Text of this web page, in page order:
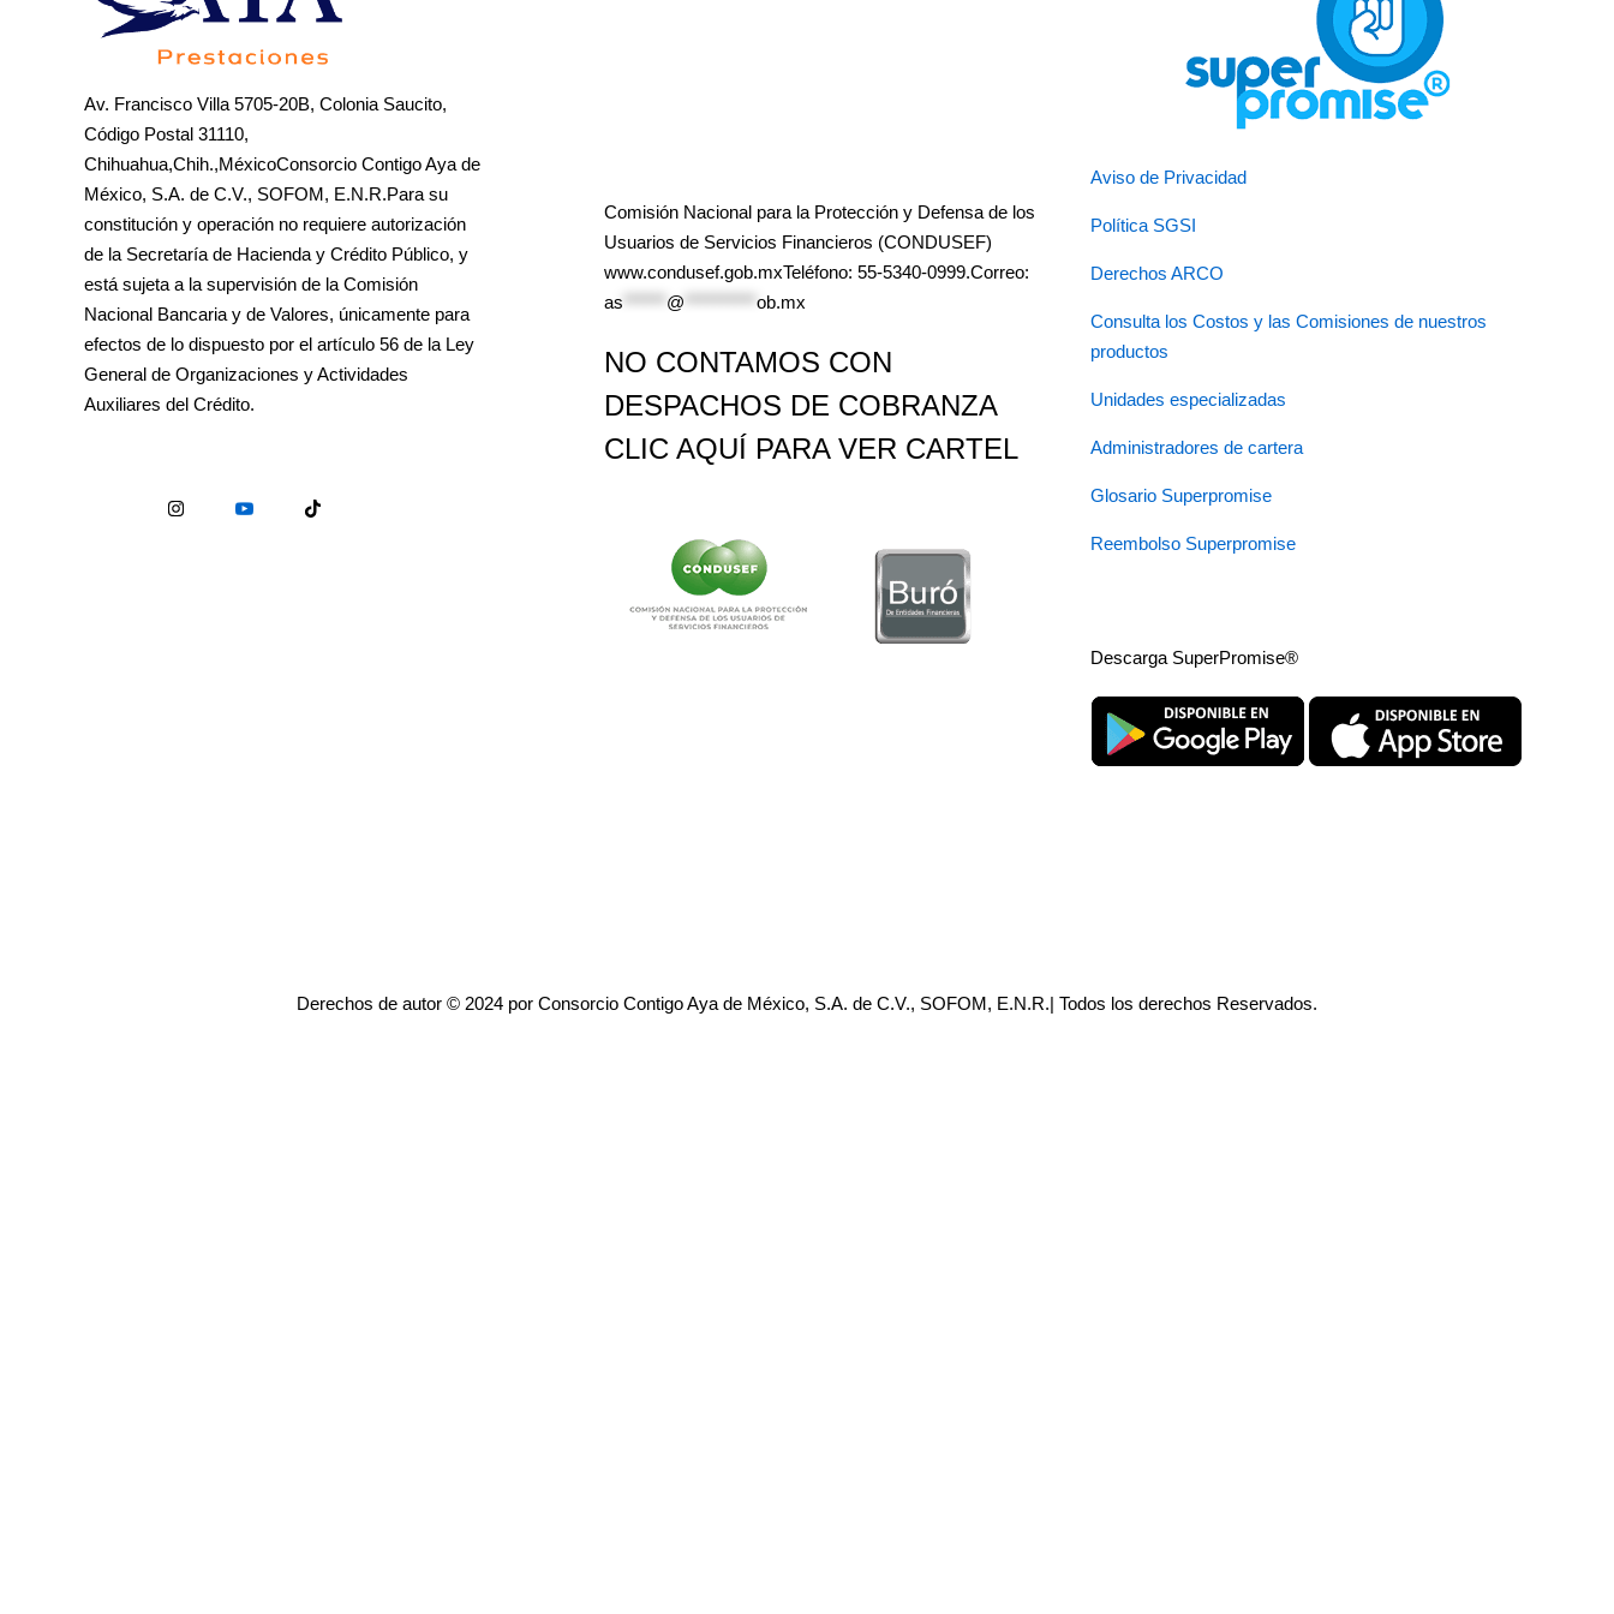
Av. Francisco Villa 5705-20B, Colonia Saucito,
Código Postal 31110,
Chihuahua,Chih.,MéxicoConsorcio Contigo Aya de
México, S.A. de C.V., SOFOM, E.N.R.Para su
constitución y operación no requiere autorización
de la Secretaría de Hacienda y Crédito Público, y
está sujeta a la supervisión de la Comisión
Nacional Bancaria y de Valores, únicamente para
efectos de lo dispuesto por el artículo 56 de la Ley
General de Organizaciones y Actividades
Auxiliares del Crédito.
Comisión Nacional para la Protección y Defensa de los
Usuarios de Servicios Financieros (CONDUSEF)
www.condusef.gob.mxTeléfono: 55-5340-0999.Correo:
as
@ ob.mx
NO CONTAMOS CON
DESPACHOS DE COBRANZA
CLIC AQUÍ PARA VER CARTEL
Aviso de Privacidad
Política SGSI
Derechos ARCO
Consulta los Costos y las Comisiones de nuestros
productos
Unidades especializadas
Administradores de cartera
Glosario Superpromise
Reembolso Superpromise
Descarga SuperPromise®
Derechos de autor © 2024 por Consorcio Contigo Aya de México, S.A. de C.V., SOFOM, E.N.R.| Todos los derechos Reservados.